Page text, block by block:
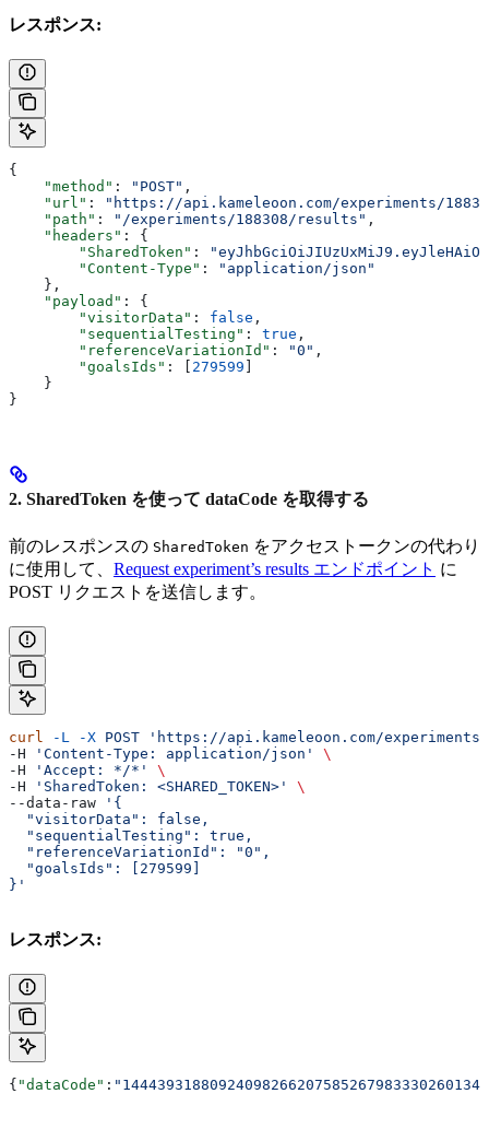
レスポンス:
{
    "method"
: "POST" ,
    "url"
:
"https://api.kameleoon.com/experiments/
    "path"
: "/experiments/188308/results" ,
    "headers"
: {
        "SharedToken"
:
        "Content-Type"
:
"application/json"
    },
    "payload"
: {
        "visitorData"
: false ,
        "sequentialTesting"
: true ,
        "referenceVariationId"
: "0" ,
        "goalsIds"
: [ 279599
    }
}
2. SharedToken を使って dataCode を取得する
前のレスポンスの SharedToken をアクセストークンの代わり
に使用して、 Request experiment’s results エンドポイント に
POST リクエストを送信します。
curl -L -X POST 'https://api.kameleoon.com/
-H
'Content-Type: application/json'
\
-H
'Accept: */*'
\
-H
'SharedToken: <SHARED_TOKEN>'
\
--data-raw
'{
  "visitorData": false,
  "sequentialTesting": true,
  "referenceVariationId": "0",
  "goalsIds": [279599]
}'
レスポンス:
{ "dataCode" :